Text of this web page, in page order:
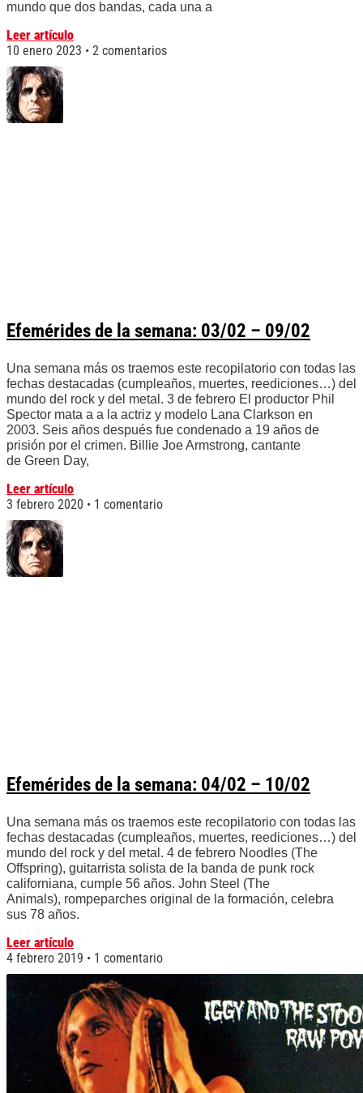
mundo que dos bandas, cada una a
Leer artículo
10 enero 2023
2 comentarios
Efemérides de la semana: 03/02 – 09/02
Una semana más os traemos este recopilatorio con todas las
fechas destacadas (cumpleaños, muertes, reediciones…) del
mundo del rock y del metal. 3 de febrero El productor Phil
Spector mata a a la actriz y modelo Lana Clarkson en
2003. Seis años después fue condenado a 19 años de
prisión por el crimen. Billie Joe Armstrong, cantante
de Green Day,
Leer artículo
3 febrero 2020
1 comentario
Efemérides de la semana: 04/02 – 10/02
Una semana más os traemos este recopilatorio con todas las
fechas destacadas (cumpleaños, muertes, reediciones…) del
mundo del rock y del metal. 4 de febrero Noodles (The
Offspring), guitarrista solista de la banda de punk rock
californiana, cumple 56 años. John Steel (The
Animals), rompeparches original de la formación, celebra
sus 78 años.
Leer artículo
4 febrero 2019
1 comentario